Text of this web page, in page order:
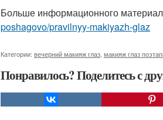
Больше информационного
poshagovo/pravilnyy-makiyazh-glaz
Категории: вечерний макияж глаз макияж глаз
Понравилось? Поделитесь с